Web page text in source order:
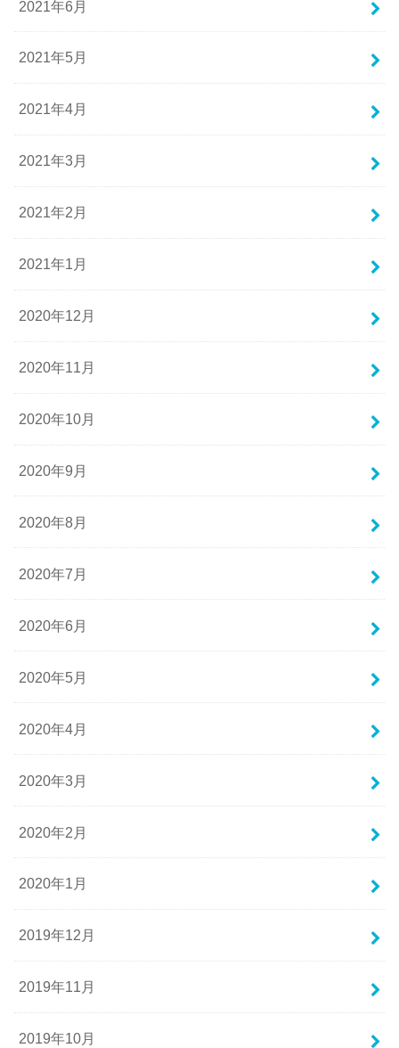
2021年6月
2021年5月
2021年4月
2021年3月
2021年2月
2021年1月
2020年12月
2020年11月
2020年10月
2020年9月
2020年8月
2020年7月
2020年6月
2020年5月
2020年4月
2020年3月
2020年2月
2020年1月
2019年12月
2019年11月
2019年10月